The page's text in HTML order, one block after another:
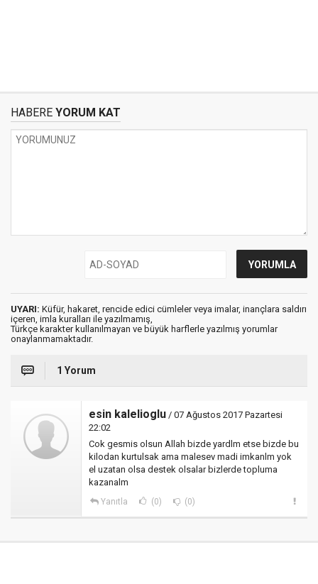
HABERE YORUM KAT
UYARI: Küfür, hakaret, rencide edici cümleler veya imalar, inançlara saldırı
içeren, imla kuralları ile yazılmamış,
Türkçe karakter kullanılmayan ve büyük harflerle yazılmış yorumlar
onaylanmamaktadır.
1 Yorum
esin kalelioglu / 07 Ağustos 2017 Pazartesi
22:02
Cok gesmis olsun Allah bizde yardlm etse bizde bu
kilodan kurtulsak ama malesev madi imkanlm yok
el uzatan olsa destek olsalar bizlerde topluma
kazanalm
Yanıtla (0) (0)